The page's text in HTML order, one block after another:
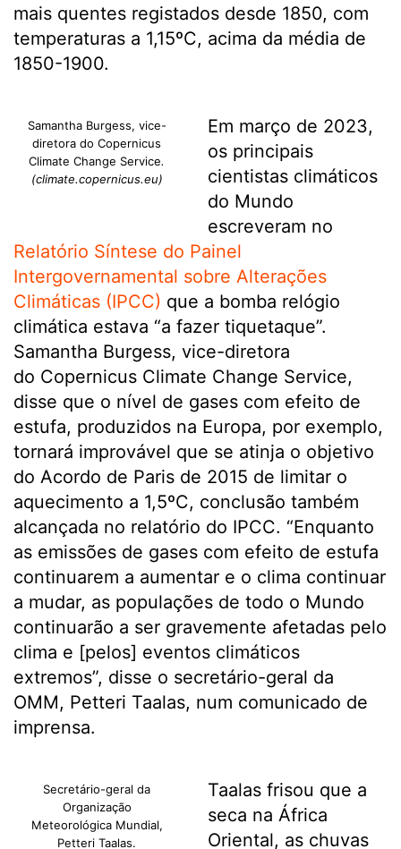
mais quentes registados desde 1850, com
temperaturas a 1,15ºC, acima da média de
1850-1900.
Samantha Burgess, vice-
diretora do Copernicus
Climate Change Service.
(climate.copernicus.eu)
Em março de 2023,
os principais
cientistas climáticos
do Mundo
escreveram no
Relatório Síntese do Painel
Intergovernamental sobre Alterações
Climáticas (IPCC) que a bomba relógio
climática estava “a fazer tiquetaque”.
Samantha Burgess, vice-diretora
do Copernicus Climate Change Service,
disse que o nível de gases com efeito de
estufa, produzidos na Europa, por exemplo,
tornará improvável que se atinja o objetivo
do Acordo de Paris de 2015 de limitar o
aquecimento a 1,5ºC, conclusão também
alcançada no relatório do IPCC. “Enquanto
as emissões de gases com efeito de estufa
continuarem a aumentar e o clima continuar
a mudar, as populações de todo o Mundo
continuarão a ser gravemente afetadas pelo
clima e [pelos] eventos climáticos
extremos”, disse o secretário-geral da
OMM, Petteri Taalas, num comunicado de
imprensa.
Secretário-geral da
Organização
Meteorológica Mundial,
Petteri Taalas.
Taalas frisou que a
seca na África
Oriental, as chuvas